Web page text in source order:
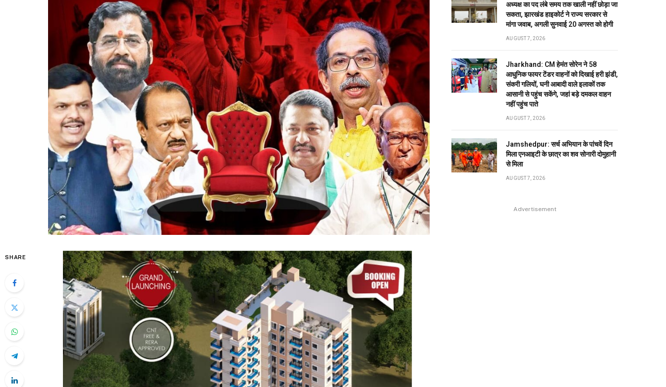
SHARE
अध्यक्ष का पद लंबे समय तक खाली नहीं छोड़ा जा
सकता, झारखंड हाइकोर्ट ने राज्य सरकार से
मांगा जवाब, अगली सुनवाई 20 अगस्त को होगी
AUGUST 7, 2026
Jharkhand: CM हेमंत सोरेन ने 58
आधुनिक फायर टेंडर वाहनों को दिखाई हरी झंडी,
संकरी गलियों, घनी आबादी वाले इलाकों तक
आसानी से पहुंच सकेंगे, जहां बड़े दमकल वाहन
नहीं पहुंच पाते
AUGUST 7, 2026
Jamshedpur: सर्च अभियान के पांचवें दिन
मिला एनआइटी के छात्र का शव सोनारी दोमुहानी
से मिला
AUGUST 7, 2026
Advertisement